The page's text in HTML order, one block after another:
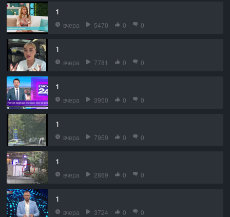
1
вчера 5470 0 0
1
вчера 7781 0 0
1
вчера 3950 0 0
1
вчера 7959 0 0
1
вчера 2869 0 0
1
вчера 3724 0 0